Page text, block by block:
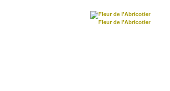
Fleur de l'Abricotier